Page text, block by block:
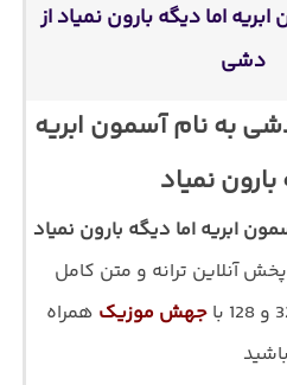
اما دیگه بارون نمیاد از
دشی
به نام آسمون ابریه
نمیاد
ابریه اما دیگه بارون نمیاد
آنلاین ترانه و متن کامل
جهش موزیک همراه
باشید